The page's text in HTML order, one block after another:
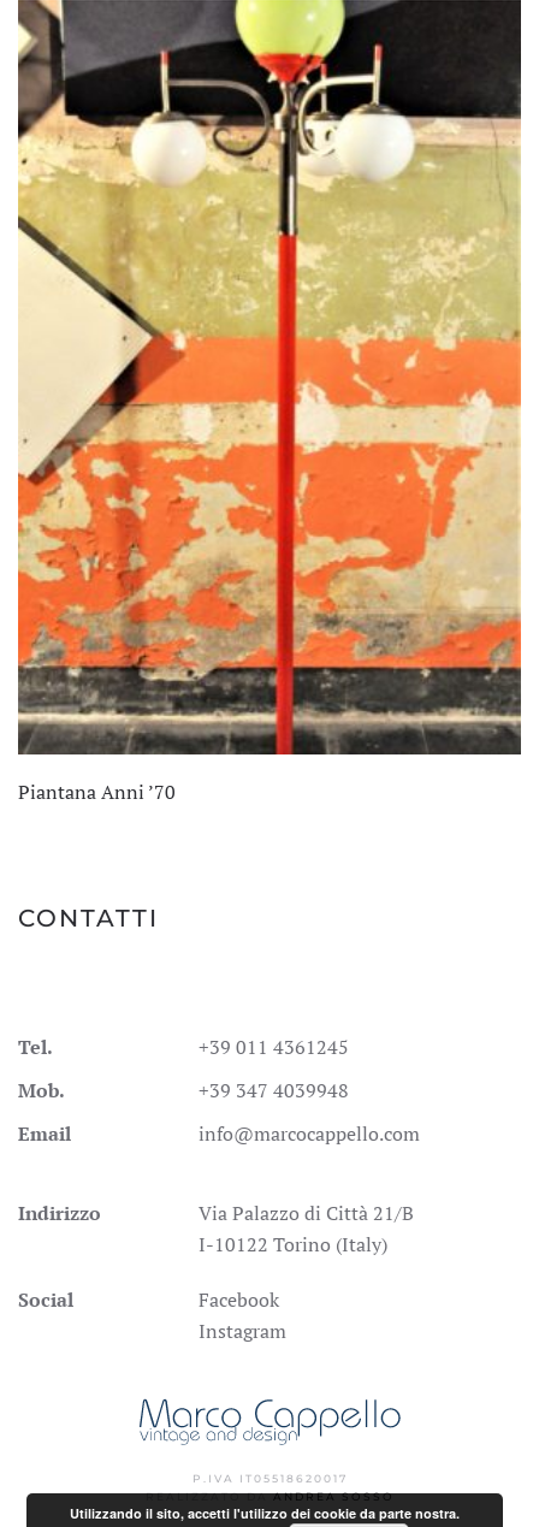
Piantana Anni ’70
CONTATTI
Tel.
+39 011 4361245
Mob.
+39 347 4039948
Email
info@marcocappello.com
Indirizzo
Via Palazzo di Città 21/B
I-10122 Torino (Italy)
Social
Facebook
Instagram
P.IVA IT05518620017
REALIZZATO DAANDREA SOSSO
Utilizzando il sito, accetti l'utilizzo dei cookie da parte nostra.